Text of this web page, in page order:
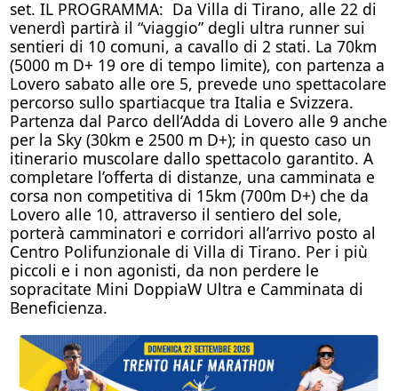
set. IL PROGRAMMA: Da Villa di Tirano, alle 22 di
venerdì partirà il “viaggio” degli ultra runner sui
sentieri di 10 comuni, a cavallo di 2 stati. La 70km
(5000 m D+ 19 ore di tempo limite), con partenza a
Lovero sabato alle ore 5, prevede uno spettacolare
percorso sullo spartiacque tra Italia e Svizzera.
Partenza dal Parco dell’Adda di Lovero alle 9 anche
per la Sky (30km e 2500 m D+); in questo caso un
itinerario muscolare dallo spettacolo garantito. A
completare l’offerta di distanze, una camminata e
corsa non competitiva di 15km (700m D+) che da
Lovero alle 10, attraverso il sentiero del sole,
porterà camminatori e corridori all’arrivo posto al
Centro Polifunzionale di Villa di Tirano. Per i più
piccoli e i non agonisti, da non perdere le
sopracitate Mini DoppiaW Ultra e Camminata di
Beneficienza.